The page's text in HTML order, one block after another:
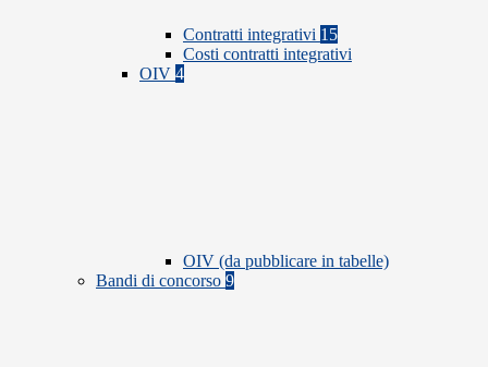
Contratti integrativi 15
Costi contratti integrativi
OIV 4
OIV (da pubblicare in tabelle)
Bandi di concorso 9